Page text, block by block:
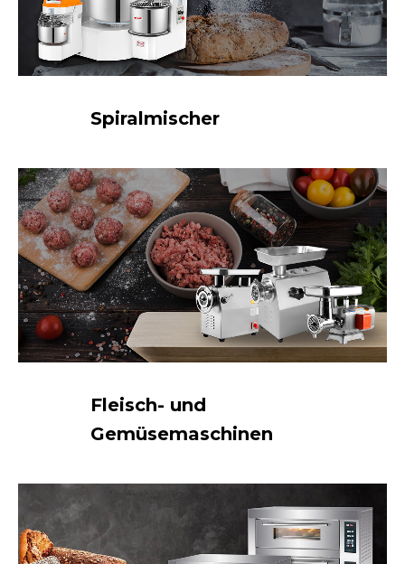
Spiralmischer
Fleisch- und
Gemüsemaschinen